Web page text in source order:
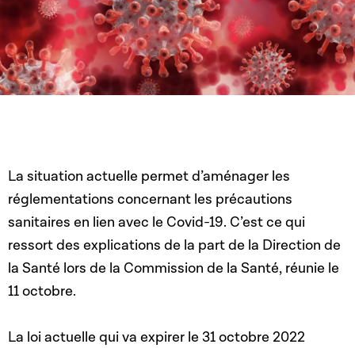
La situation actuelle permet d’aménager les
réglementations concernant les précautions
sanitaires en lien avec le Covid-19. C’est ce qui
ressort des explications de la part de la Direction de
la Santé lors de la Commission de la Santé, réunie le
11 octobre.
La loi actuelle qui va expirer le 31 octobre 2022